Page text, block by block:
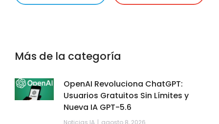
Más de la categoría
OpenAI Revoluciona ChatGPT:
Usuarios Gratuitos Sin Límites y
Nueva IA GPT-5.6